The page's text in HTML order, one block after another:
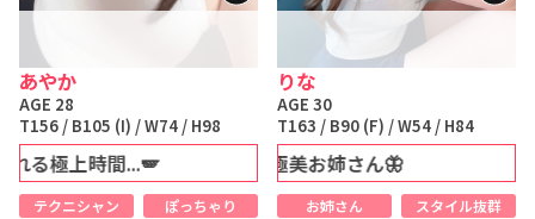
あやか
AGE 28
T156 / B105 (I) / W74 / H98
極上時間...🪽
テクニシャン
ぽっちゃり
りな
AGE 30
T163 / B90 (F) / W54 / H84
【圧倒的】理想の極美お姉さん🦋
お姉さん
スタイル抜群